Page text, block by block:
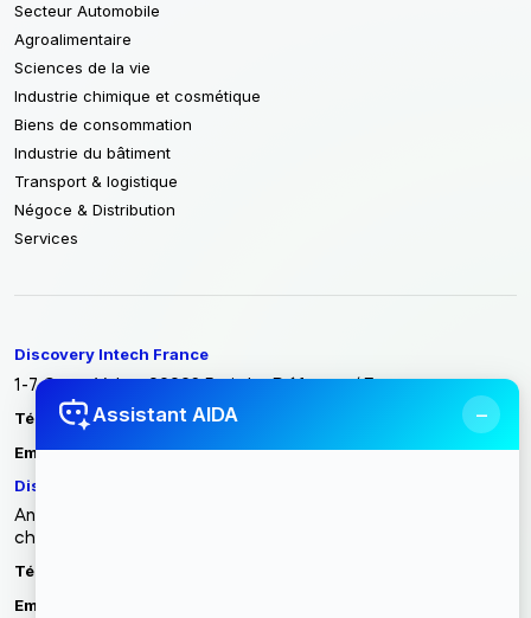
Assistant AIDA −
Secteur Automobile
Agroalimentaire
Sciences de la vie
Industrie chimique et cosmétique
Biens de consommation
Industrie du bâtiment
Transport & logistique
Négoce & Distribution
Services
Discovery Intech France
1-7 Cours Valmy 92923 Paris La Défense / France
Tél : +33 1 86 70 86 40
Email : contact@discoveryintech.com
Discovery Intech Tunisie
Angle rue du métal, rue des entrepreneurs zone industrielle
charguia II Carthage - Tunisie 2035 Tunis
Tél :
Email :